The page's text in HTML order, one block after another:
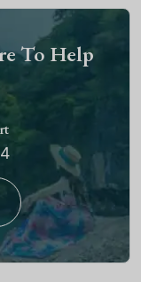
To Help